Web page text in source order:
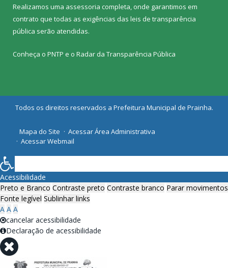
Realizamos uma assessoria completa, onde garantimos em
contrato que todas as exigências das leis de transparência
pública serão atendidas.
Conheça o PNTP e o Radar da Transparência Pública
Todos os direitos reservados a Prefeitura Municipal de Prainha.
Mapa do Site
Acessar Área Administrativa
Acessar Webmail
Acessibilidade
Preto e Branco Contraste preto Contraste branco Parar movimentos
Fonte legível Sublinhar links
A A A
cancelar acessibilidade
Declaração de acessibilidade